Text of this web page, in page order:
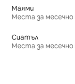
Маями
Места за месечно
Сиатъл
Места за месечно